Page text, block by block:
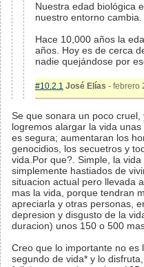
Nuestra edad biológica
nuestro entorno cambia.
Hace 10,000 años la
años. Hoy es de cerca
nadie quejándose por
#10.2.1 José Elías - febrero
Se que sonara un poco
logremos alargar la vida
es segura; aumentaran los
genocidios, los secuetros y
vida.Por que?. Simple, la
simplemente hastiados de
situacion actual pero llevada
mas la vida, porque tendran
apreciarla y otras personas,
depresion y disgusto de la
duracion) unos 150 o 500
Creo que lo importante no es
segundo de vida* y lo